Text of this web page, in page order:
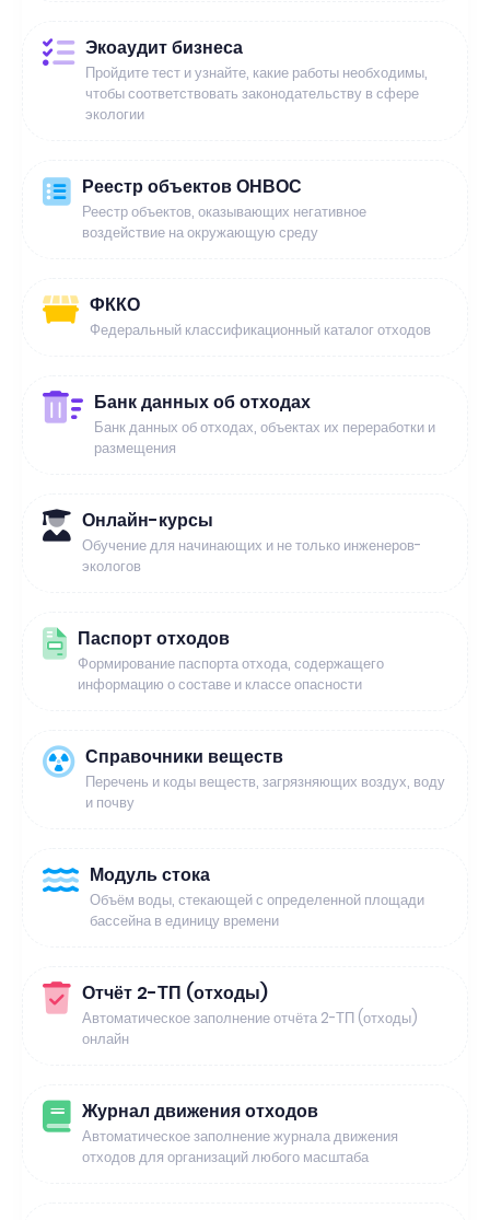
Экоаудит бизнеса
Пройдите тест и узнайте, какие работы необходимы,
чтобы соответствовать законодательству в сфере
экологии
Реестр объектов ОНВОС
Реестр объектов, оказывающих негативное
воздействие на окружающую среду
ФККО
Федеральный классификационный каталог отходов
Банк данных об отходах
Банк данных об отходах, объектах их переработки и
размещения
Онлайн-курсы
Обучение для начинающих и не только инженеров-
экологов
Паспорт отходов
Формирование паспорта отхода, содержащего
информацию о составе и классе опасности
Справочники веществ
Перечень и коды веществ, загрязняющих воздух, воду
и почву
Модуль стока
Объём воды, стекающей с определенной площади
бассейна в единицу времени
Отчёт 2-ТП (отходы)
Автоматическое заполнение отчёта 2-ТП (отходы)
онлайн
Журнал движения отходов
Автоматическое заполнение журнала движения
отходов для организаций любого масштаба